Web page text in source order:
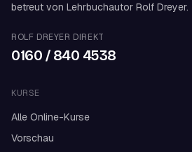
betreut von Lehrbuchautor Rolf Dreyer.
ROLF DREYER DIREKT
0160 / 840 4538
KURSE
Alle Online-Kurse
Vorschau